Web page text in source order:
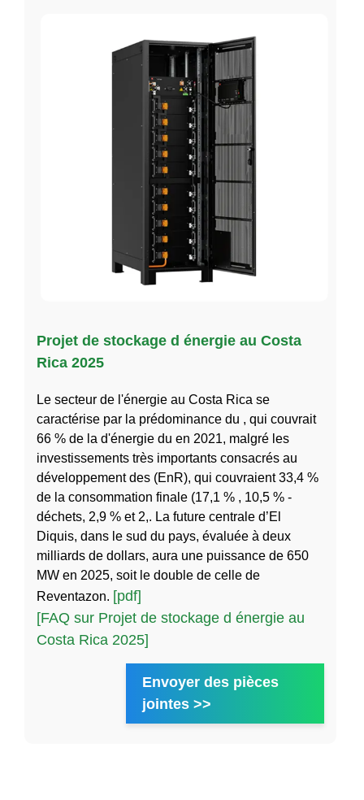
Projet de stockage d énergie au Costa
Rica 2025
Le secteur de l'énergie au Costa Rica se
caractérise par la prédominance du , qui couvrait
66 % de la d'énergie du en 2021, malgré les
investissements très importants consacrés au
développement des (EnR), qui couvraient 33,4 %
de la consommation finale (17,1 % , 10,5 % -
déchets, 2,9 % et 2,. La future centrale d’El
Diquis, dans le sud du pays, évaluée à deux
milliards de dollars, aura une puissance de 650
MW en 2025, soit le double de celle de
Reventazon. [pdf]
[FAQ sur Projet de stockage d énergie au
Costa Rica 2025]
Envoyer des pièces
jointes >>